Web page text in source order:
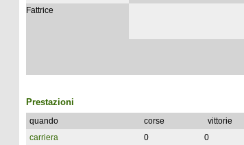
Fattrice
Prestazioni
quando corse vittorie
carriera
0 0